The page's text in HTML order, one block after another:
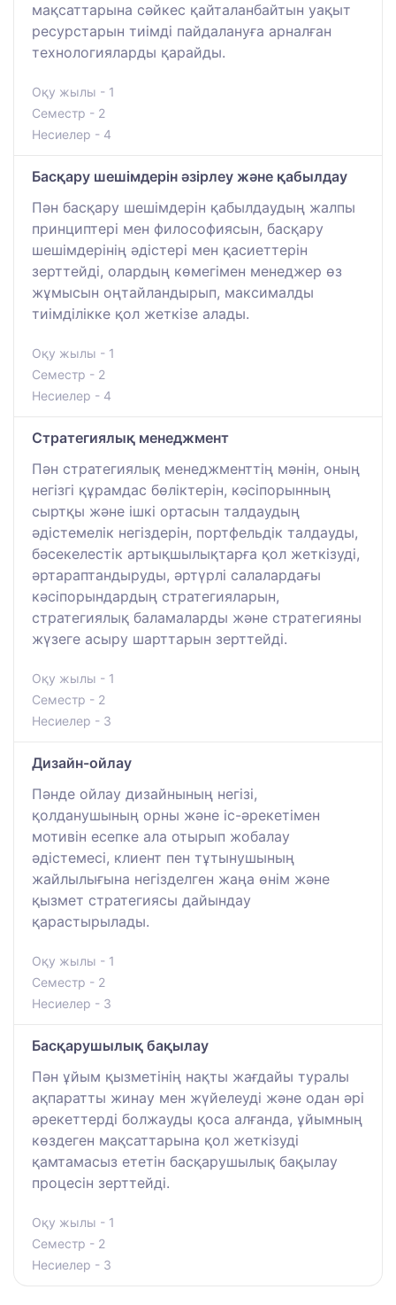
мақсаттарына сәйкес қайталанбайтын уақыт
ресурстарын тиімді пайдалануға арналған
технологияларды қарайды.
Оқу жылы - 1
Семестр - 2
Несиелер - 4
Басқару шешімдерін әзірлеу және қабылдау
Пән басқару шешімдерін қабылдаудың жалпы
принциптері мен философиясын, басқару
шешімдерінің әдістері мен қасиеттерін
зерттейді, олардың көмегімен менеджер өз
жұмысын оңтайландырып, максималды
тиімділікке қол жеткізе алады.
Оқу жылы - 1
Семестр - 2
Несиелер - 4
Стратегиялық менеджмент
Пән стратегиялық менеджменттің мәнін, оның
негізгі құрамдас бөліктерін, кәсіпорынның
сыртқы және ішкі ортасын талдаудың
әдістемелік негіздерін, портфельдік талдауды,
бәсекелестік артықшылықтарға қол жеткізуді,
әртараптандыруды, әртүрлі салалардағы
кәсіпорындардың стратегияларын,
стратегиялық баламаларды және стратегияны
жүзеге асыру шарттарын зерттейді.
Оқу жылы - 1
Семестр - 2
Несиелер - 3
Дизайн-ойлау
Пәнде ойлау дизайнының негізі,
қолданушының орны және іс-әрекетімен
мотивін есепке ала отырып жобалау
әдістемесі, клиент пен тұтынушының
жайлылығына негізделген жаңа өнім және
қызмет стратегиясы дайындау
қарастырылады.
Оқу жылы - 1
Семестр - 2
Несиелер - 3
Басқарушылық бақылау
Пән ұйым қызметінің нақты жағдайы туралы
ақпаратты жинау мен жүйелеуді және одан әрі
әрекеттерді болжауды қоса алғанда, ұйымның
көздеген мақсаттарына қол жеткізуді
қамтамасыз ететін басқарушылық бақылау
процесін зерттейді.
Оқу жылы - 1
Семестр - 2
Несиелер - 3